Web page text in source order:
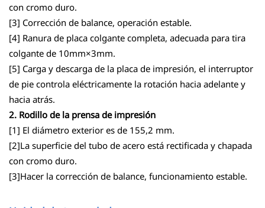
con cromo duro.
[3] Corrección de balance, operación estable.
[4] Ranura de placa colgante completa, adecuada para tira
colgante de 10mm×3mm.
[5] Carga y descarga de la placa de impresión, el interruptor
de pie controla eléctricamente la rotación hacia adelante y
hacia atrás.
2. Rodillo de la prensa de impresión
[1] El diámetro exterior es de 155,2 mm.
[2]La superficie del tubo de acero está rectificada y chapada
con cromo duro.
[3]Hacer la corrección de balance, funcionamiento estable.